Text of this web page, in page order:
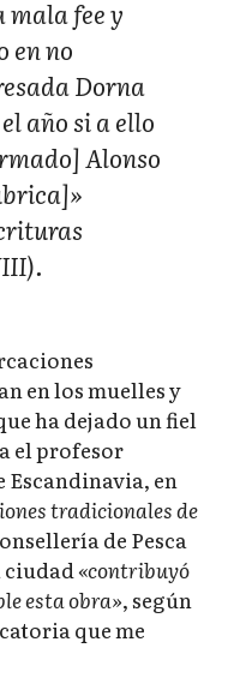
mala fee y
en no
Dorna
año si a ello
Alonso
en los muelles y
ha dejado un fiel
el profesor
en
tradicionales de
de Pesca
ciudad«contribuyó
esta obra», según
que me